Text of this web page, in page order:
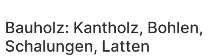
Bauholz: Kantholz, Bohlen,
Schalungen, Latten